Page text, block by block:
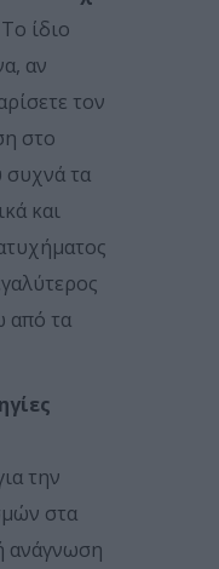
ίδιο
αν
τον
στο
συχνά τα
και
από τα
την
στα
ανάγνωση